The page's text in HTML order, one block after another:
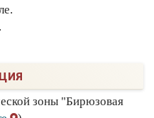
зоны "Бирюзовая